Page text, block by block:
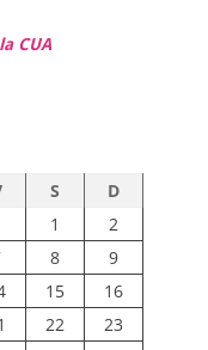
CUA
S
D
1
2
8
9
15
16
22
23